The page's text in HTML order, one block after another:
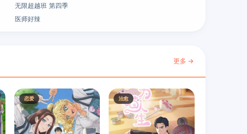
无限超越班 第四季
医师好辣
更多 →
恋爱 治愈